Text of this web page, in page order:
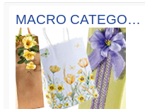
MACRO CATEGORIE